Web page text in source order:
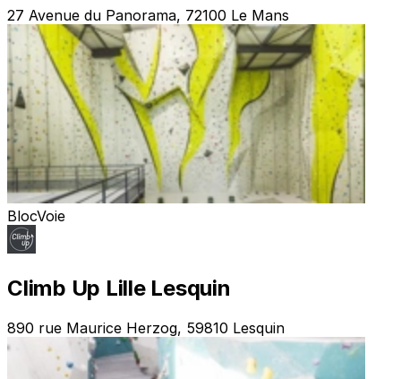
27 Avenue du Panorama, 72100 Le Mans
BlocVoie
Climb Up Lille Lesquin
890 rue Maurice Herzog, 59810 Lesquin